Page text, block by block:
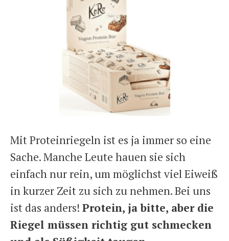
Mit Proteinriegeln ist es ja immer so eine
Sache. Manche Leute hauen sie sich
einfach nur rein, um möglichst viel Eiweiß
in kurzer Zeit zu sich zu nehmen. Bei uns
ist das anders! Protein, ja bitte, aber die
Riegel müssen richtig gut schmecken